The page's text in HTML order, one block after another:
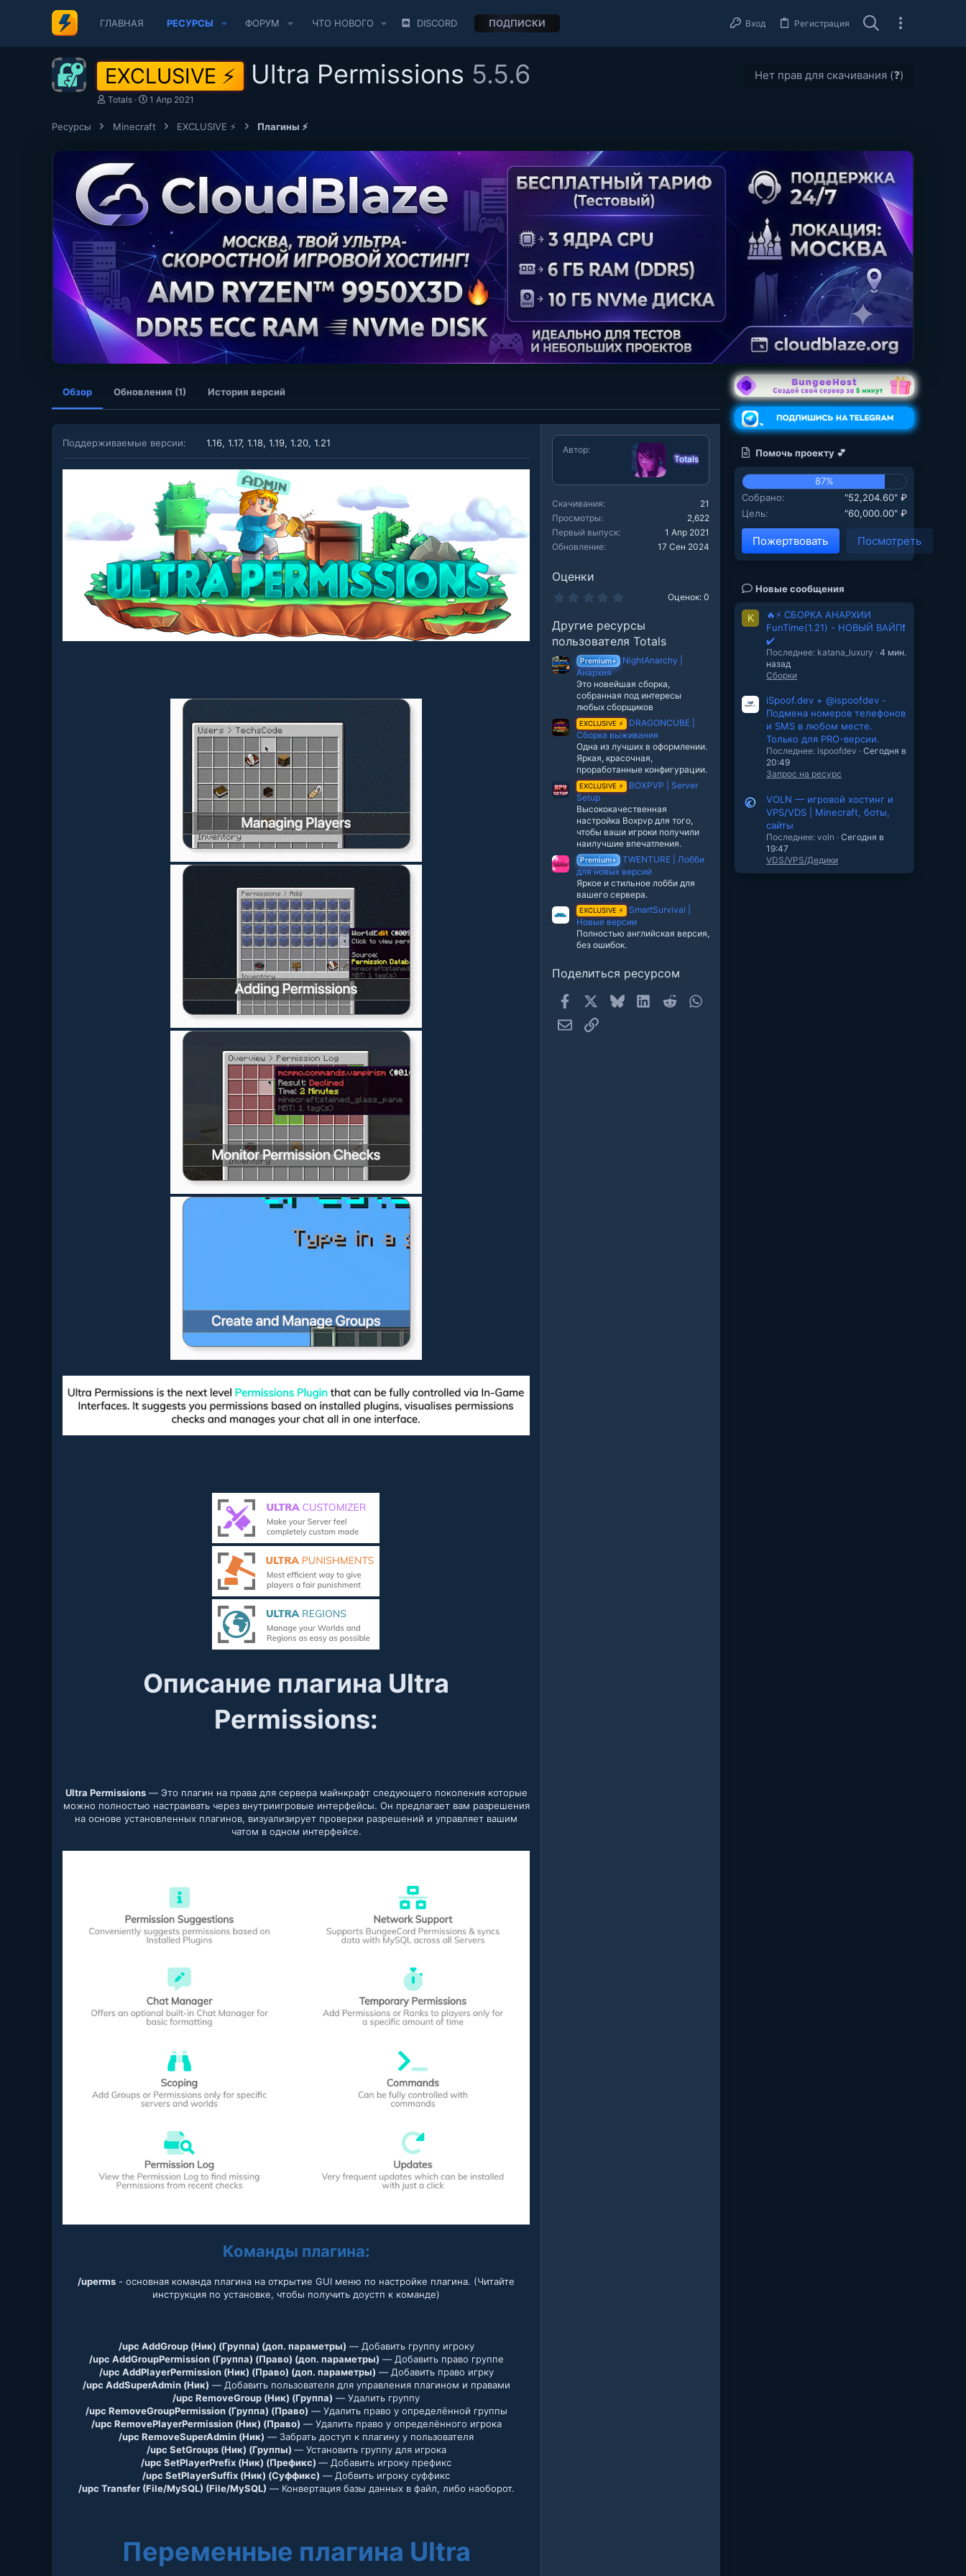
ГЛАВНАЯ РЕСУРСЫ ФОРУМ ЧТО НОВОГО DISCORD ПОДПИСКИ Вход Регистрация
EXCLUSIVE ⚡ Ultra Permissions 5.5.6 Нет прав для скачивания (❓)
А
Totals
Д
т
а
1 Апр 2021
Ресурсы Minecraft EXCLUSIVE ⚡ Плагины ⚡
Обзор Обновления (1) История версий
Поддерживаемые версии 1.16 1.17 1.18 1.19 1.20 1.21
Описание плагина Ultra
Permissions:​
Ultra Permissions— Это плагин на права для сервера майнкрафт следующего поколения которые
можно полностью настраивать через внутриигровые интерфейсы. Он предлагает вам разрешения
на основе установленных плагинов, визуализирует проверки разрешений и управляет вашим
чатом в одном интерфейсе.
Команды плагина:
/uperms - основная команда плагина на открытие GUI меню по настройке плагина. (Читайте
инструкция по установке, чтобы получить доустп к команде)
/upc AddGroup (Ник) (Группа) (доп. параметры) — Добавить группу игроку
/upc AddGroupPermission (Группа) (Право) (доп. параметры) — Добавить право группе
/upc AddPlayerPermission (Ник) (Право) (доп. параметры) — Добавить право игрку
/upc AddSuperAdmin (Ник) — Добавить пользователя для управления плагином и правами
/upc RemoveGroup (Ник) (Группа) — Удалить группу
/upc RemoveGroupPermission (Группа) (Право) — Удалить право у определённой группы
/upc RemovePlayerPermission (Ник) (Право) — Удалить право у определённого игрока
/upc RemoveSuperAdmin (Ник) — Забрать доступ к плагину у пользователя
/upc SetGroups (Ник) (Группы) — Установить группу для игрока
/upc SetPlayerPrefix (Ник) (Префикс) — Добавить игроку префикс
/upc SetPlayerSuffix (Ник) (Суффикс) — Добвить игроку суффикс
/upc Transfer (File/MySQL) (File/MySQL) — Конвертация базы данных в файл, либо наоборот.
Переменные плагина Ultra
Автор
Totals
Скачивания
21
Просмотры
2,622
Первый выпуск
1 Апр 2021
Обновление
17 Сен 2024
Оценки
0
з
в
е
з
Оценок: 0
Другие ресурсы
пользователя Totals
Premium+
NightAnarchy |
Анархия
Это новейшая сборка,
собранная под интересы
любых сборщиков
EXCLUSIVE ⚡
DRAGONCUBE |
Сборка выживания
Одна из лучших в оформлении.
Яркая, красочная,
проработанные конфигурации.
EXCLUSIVE ⚡
BOXPVP | Server
Setup
Высококачественная
настройка Boxpvp для того,
чтобы ваши игроки получили
наилучшие впечатления.
Premium+
TWENTURE | Лобби
для новых версий
Яркое и стильное лобби для
вашего сервера.
EXCLUSIVE ⚡
SmartSurvival |
Новые версии
Полностью английская версия,
без ошибок.
Поделиться ресурсом
Facebook Bluesky LinkedInReddit
Электронная почта
Ссылка
Помочь проекту 💕
87%
Собрано
"52,204.60" ₽
Цель
"60,000.00" ₽
Пожертвовать Посмотреть
Новые сообщения
K
🔥⚡ СБОРКА АНАРХИИ
FunTime(1.21) - НОВЫЙ ВАЙП❗
✔️
Последнее: katana_luxury
4 мин.
назад
Сборки
iSpoof.dev + @ispoofdev -
Подмена номеров телефонов
и SMS в любом месте.
Только для PRO-версии.
Последнее: ispoofdev
Сегодня в
20:49
Запрос на ресурс
VOLN — игровой хостинг и
VPS/VDS | Minecraft, боты,
сайты
Последнее: voln
Сегодня в
19:47
VDS/VPS/Дедики